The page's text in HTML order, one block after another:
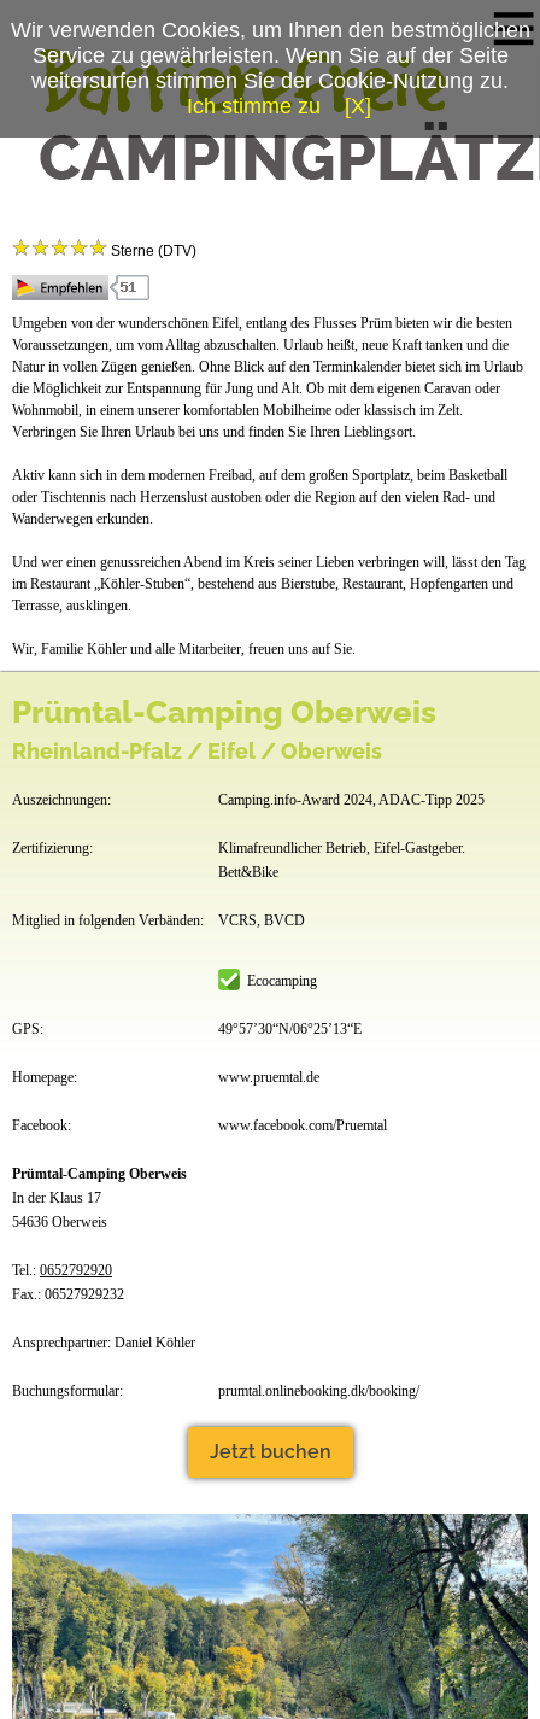
Campingplatzmenü
Stellplätze
Preise & Prospekte
Anfahrt
News
Sterne (DTV)
Umgeben von der wunderschönen Eifel, entlang des Flusses Prüm bieten wir die besten
Voraussetzungen, um vom Alltag abzuschalten. Urlaub heißt, neue Kraft tanken und die
Natur in vollen Zügen genießen. Ohne Blick auf den Terminkalender bietet sich im Urlaub
die Möglichkeit zur Entspannung für Jung und Alt. Ob mit dem eigenen Caravan oder
Wohnmobil, in einem unserer komfortablen Mobilheime oder klassisch im Zelt.
Verbringen Sie Ihren Urlaub bei uns und finden Sie Ihren Lieblingsort.
Aktiv kann sich in dem modernen Freibad, auf dem großen Sportplatz, beim Basketball
oder Tischtennis nach Herzenslust austoben oder die Region auf den vielen Rad- und
Wanderwegen erkunden.
Und wer einen genussreichen Abend im Kreis seiner Lieben verbringen will, lässt den Tag
im Restaurant „Köhler-Stuben“, bestehend aus Bierstube, Restaurant, Hopfengarten und
Terrasse, ausklingen.
Wir, Familie Köhler und alle Mitarbeiter, freuen uns auf Sie.
Prümtal-Camping Oberweis
Rheinland-Pfalz / Eifel / Oberweis
Auszeichnungen: Camping.info-Award 2024, ADAC-Tipp 2025
Zertifizierung:
Klimafreundlicher Betrieb, Eifel-Gastgeber.
Bett&Bike
Mitglied in folgenden Verbänden: VCRS, BVCD
Ecocamping
GPS: 49°57’30“N/06°25’13“E
Homepage: www.pruemtal.de
Facebook: www.facebook.com/Pruemtal
Prümtal-Camping Oberweis
In der Klaus 17
54636 Oberweis
Tel.: 0652792920
Fax.: 06527929232
Ansprechpartner: Daniel Köhler
Buchungsformular: prumtal.onlinebooking.dk/booking/
Jetzt buchen
Wir verwenden Cookies, um Ihnen den bestmöglichen
Service zu gewährleisten. Wenn Sie auf der Seite
weitersurfen stimmen Sie der Cookie-Nutzung zu.
Ich stimme zu
[X]